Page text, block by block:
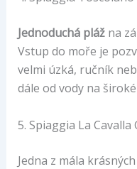
Jednoduchá plážna
Vstup do moře je
velmi úzká, ručník
dále od vody na
5. Spiaggia La Cavalla
Jedna z mála